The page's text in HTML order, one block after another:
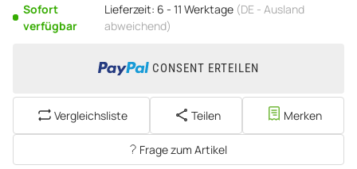
Sofort
verfügbar
Lieferzeit: 6 - 11 Werktage (DE - Ausland
abweichend)
CONSENT ERTEILEN
Vergleichsliste Teilen Merken
Frage zum Artikel